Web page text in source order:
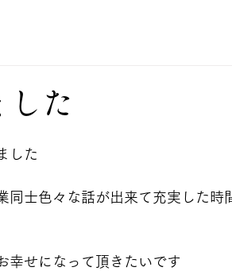
た
した
同士色々な話が出来て充実した時
幸せになって頂きたいです